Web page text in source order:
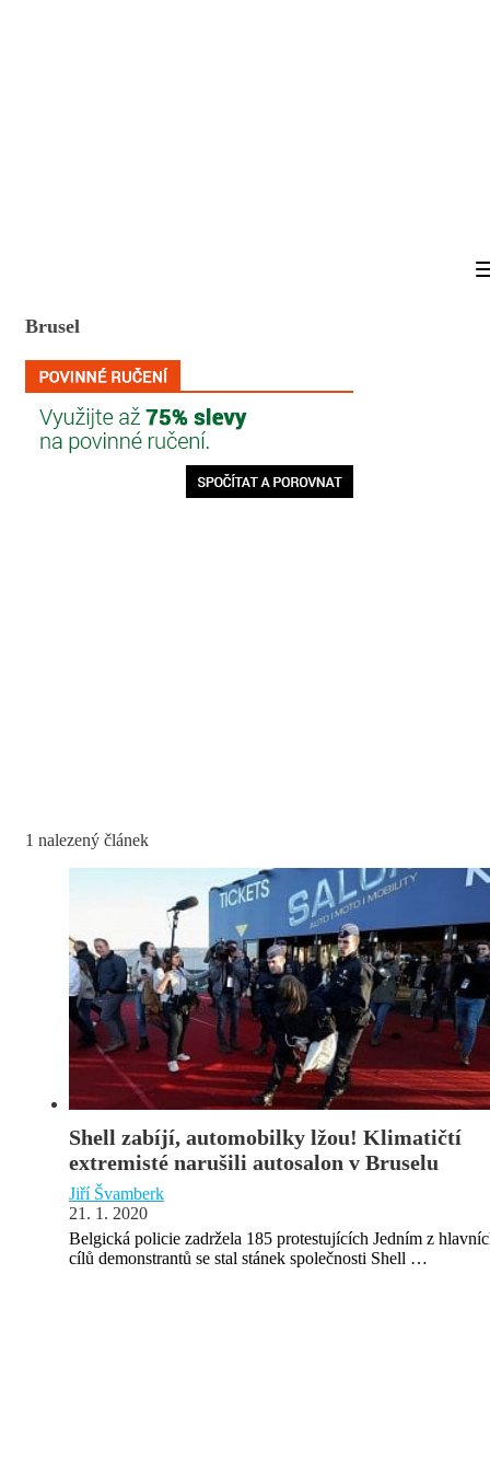
Brusel
1 nalezený článek
Shell zabíjí, automobilky lžou! Klimatičtí
extremisté narušili autosalon v Bruselu
Jiří Švamberk
21. 1. 2020
Belgická policie zadržela 185 protestujících Jedním z
cílů demonstrantů se stal stánek společnosti Shell …